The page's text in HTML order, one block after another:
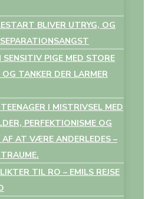
BLIVER UTRYG, OG
SENSITIV PIGE MED STORE
TANKER DER LARMER
I MISTRIVSEL MED
PERFEKTIONISME OG
AF AT VÆRE ANDERLEDES –
TIL RO – EMILS REJSE